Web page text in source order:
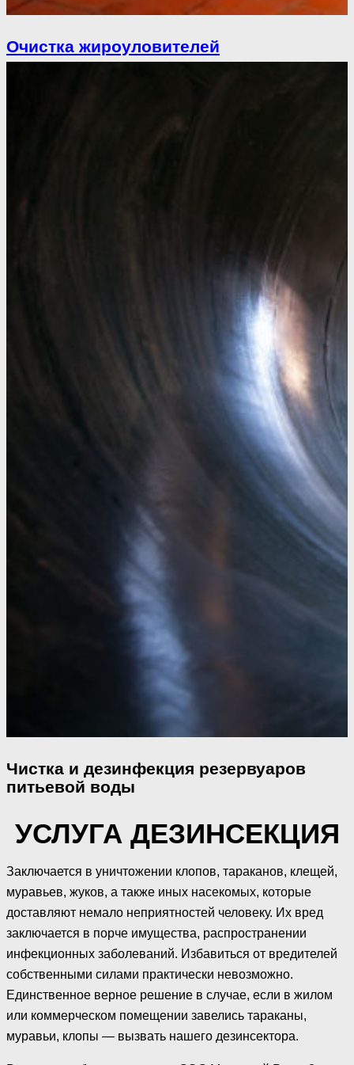
Очистка жироуловителей
Чистка и дезинфекция резервуаров
питьевой воды
УСЛУГА ДЕЗИНСЕКЦИЯ
Заключается в уничтожении клопов, тараканов, клещей,
муравьев, жуков, а также иных насекомых, которые
доставляют немало неприятностей человеку. Их вред
заключается в порче имущества, распространении
инфекционных заболеваний. Избавиться от вредителей
собственными силами практически невозможно.
Единственное верное решение в случае, если в жилом
или коммерческом помещении завелись тараканы,
муравьи, клопы — вызвать нашего дезинсектора.